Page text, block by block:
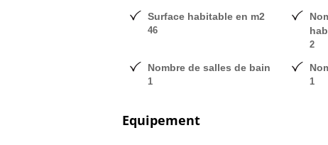
Surface habitable en m2
46
2
Nombre de salles de bain
1 1
Equipement